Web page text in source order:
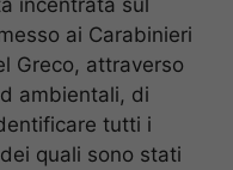
ai Carabinieri
Greco, attraverso
ambientali, di
tutti i
quali sono stati